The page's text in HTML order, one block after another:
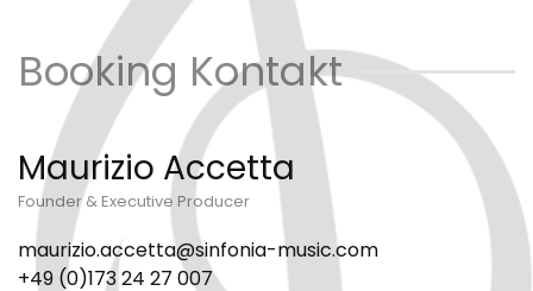
Booking Kontakt
Maurizio Accetta
Founder & Executive Producer
maurizio.accetta@sinfonia-music.com
+49 (0)173 24 27 007